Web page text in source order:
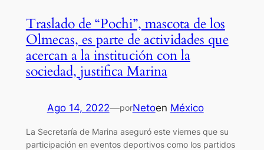
Traslado de “Pochi”, mascota de los
Olmecas, es parte de actividades que
acercan a la institución con la
sociedad, justifica Marina
Ago 14, 2022—porNetoen México
La Secretaría de Marina aseguró este viernes que su
participación en eventos deportivos como los partidos